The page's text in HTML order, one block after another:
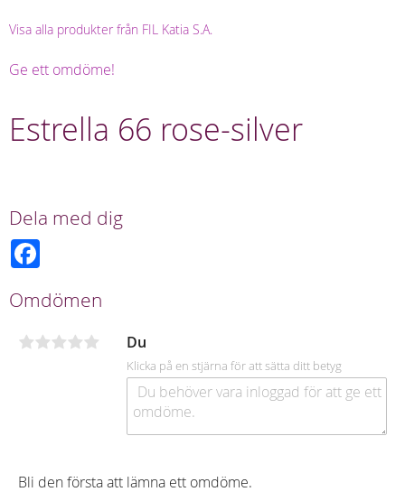
Visa alla produkter från FIL Katia S.A.
Ge ett omdöme!
Estrella 66 rose-silver
Dela med dig
b
o
k
Omdömen
Du
Klicka på en stjärna för att sätta ditt betyg
Bli den första att lämna ett omdöme.